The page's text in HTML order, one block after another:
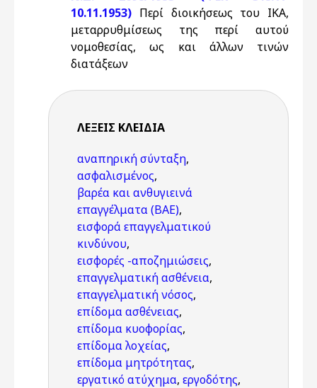
10.11.1953) Περί διοικήσεως του ΙΚΑ,
μεταρρυθμίσεως της περί αυτού
νομοθεσίας, ως και άλλων τινών
διατάξεων
ΛΈΞΕΙΣ KΛΕΙΔΙΆ
αναπηρική σύνταξη,
ασφαλισμένος,
βαρέα και ανθυγιεινά
επαγγέλματα (ΒΑΕ),
εισφορά επαγγελματικού
κινδύνου,
εισφορές -αποζημιώσεις,
επαγγελματική ασθένεια,
επαγγελματική νόσος,
επίδομα ασθένειας,
επίδομα κυοφορίας,
επίδομα λοχείας,
επίδομα μητρότητας,
εργατικό ατύχημα, εργοδότης,